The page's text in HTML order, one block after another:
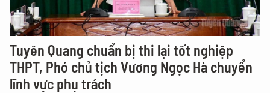
Tuyên Quang chuẩn bị thi lại tốt nghiệp
THPT, Phó chủ tịch Vương Ngọc Hà chuyển
lĩnh vực phụ trách